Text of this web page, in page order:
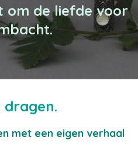
om de liefde voor
dragen.
met een eigen verhaal